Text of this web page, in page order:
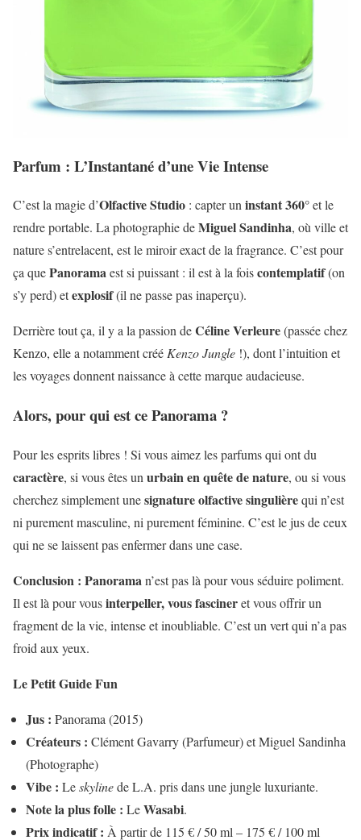
Parfum : L’Instantané d’une Vie Intense
C’est la magie d’Olfactive Studio : capter uninstant 360°et le
rendre portable. La photographie deMiguel Sandinha, où ville et
nature s’entrelacent, est le miroir exact de la fragrance. C’est pour
ça quePanoramaest si puissant : il est à la foiscontemplatif(on
s’y perd) etexplosif(il ne passe pas inaperçu).
Derrière tout ça, il y a la passion deCéline Verleure(passée chez
Kenzo, elle a notamment crééKenzo Jungle !), dont l’intuition et
les voyages donnent naissance à cette marque audacieuse.
Alors, pour qui est ce Panorama ?
Pour les esprits libres ! Si vous aimez les parfums qui ont du
caractère, si vous êtes un urbain en quête de nature, ou si vous
cherchez simplement unesignature olfactive singulièrequi n’est
ni purement masculine, ni purement féminine. C’est le jus de ceux
qui ne se laissent pas enfermer dans une case.
Conclusion : Panoraman’est pas là pour vous séduire poliment.
Il est là pour vousinterpeller, vous fascineret vous offrir un
fragment de la vie, intense et inoubliable. C’est un vert qui n’a pas
froid aux yeux.
Le Petit Guide Fun
Jus : Panorama (2015)
Créateurs : Clément Gavarry (Parfumeur) et Miguel Sandinha
(Photographe)
Vibe : Leskylinede L.A. pris dans une jungle luxuriante.
Note la plus folle : LeWasabi.
Prix indicatif : À partir de 115 € / 50 ml – 175 € / 100 ml